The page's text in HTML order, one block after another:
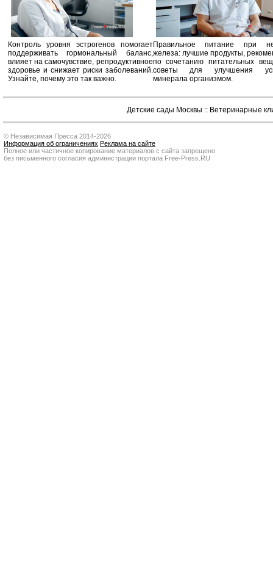
Контроль уровня эстрогенов помогает
поддерживать гормональный баланс,
влияет на самочувствие, репродуктивное
здоровье и снижает риски заболеваний.
Узнайте, почему это так важно.
Правильное питание при
железа: лучшие продукты,
по сочетанию питательных
советы для улучшения
минерала организмом.
Детские сады Москвы :: Ветеринарные
© Независимая Пресса 2014-2026
Информация об ограничениях Реклама на сайте
Полное или частичное копирование материалов с сайта запрещено
без письменного согласия администрации портала Free-Press.RU